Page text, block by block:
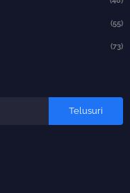
(55)
(73)